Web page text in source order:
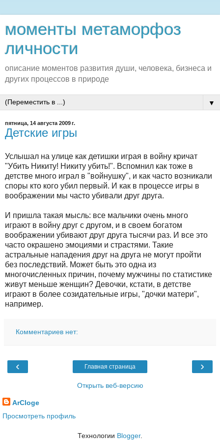
моменты метаморфоз
личности
описание моментов развития души, человека, бизнеса и
других процессов в природе
▼
пятница, 14 августа 2009 г.
Детские игры
Услышал на улице как детишки играя в войну кричат
"Убить Никиту! Никиту убить!". Вспомнил как тоже в
детстве много играл в "войнушку", и как часто возникали
споры кто кого убил первый. И как в процессе игры в
воображении мы часто убивали друг друга.
И пришла такая мысль: все мальчики очень много
играют в войну друг с другом, и в своем богатом
воображении убивают друг друга тысячи раз. И все это
часто окрашено эмоциями и страстями. Такие
астральные нападения друг на друга не могут пройти
без последствий. Может быть это одна из
многочисленных причин, почему мужчины по статистике
живут меньше женщин? Девочки, кстати, в детстве
играют в более созидательные игры, "дочки матери",
например.
Комментариев нет:
‹ ›
Главная страница
Открыть веб-версию
ArCloge
Просмотреть профиль
Технологии Blogger.